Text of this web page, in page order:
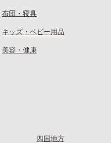
布団・寝具
キッズ・ベビー用品
美容・健康
四国地方